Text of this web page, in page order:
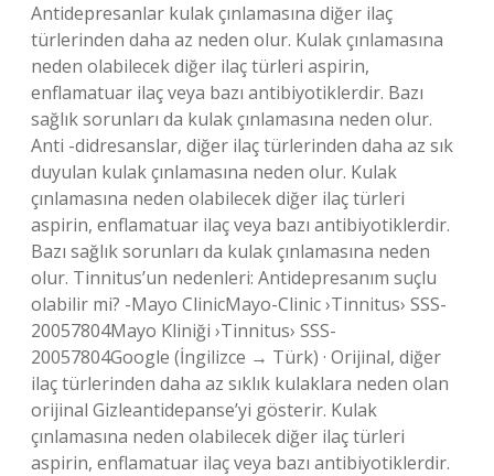
Antidepresanlar kulak çınlamasına diğer ilaç
türlerinden daha az neden olur. Kulak çınlamasına
neden olabilecek diğer ilaç türleri aspirin,
enflamatuar ilaç veya bazı antibiyotiklerdir. Bazı
sağlık sorunları da kulak çınlamasına neden olur.
Anti -didresanslar, diğer ilaç türlerinden daha az sık
duyulan kulak çınlamasına neden olur. Kulak
çınlamasına neden olabilecek diğer ilaç türleri
aspirin, enflamatuar ilaç veya bazı antibiyotiklerdir.
Bazı sağlık sorunları da kulak çınlamasına neden
olur. Tinnitus’un nedenleri: Antidepresanım suçlu
olabilir mi? -Mayo ClinicMayo-Clinic ›Tinnitus› SSS-
20057804Mayo Kliniği ›Tinnitus› SSS-
20057804Google (İngilizce → Türk) · Orijinal, diğer
ilaç türlerinden daha az sıklık kulaklara neden olan
orijinal Gizleantidepanse’yi gösterir. Kulak
çınlamasına neden olabilecek diğer ilaç türleri
aspirin, enflamatuar ilaç veya bazı antibiyotiklerdir.